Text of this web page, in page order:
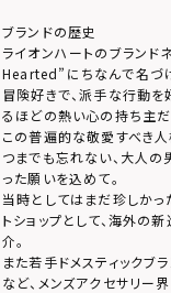
ブランドの歴史
ライオンハートのブラン
Hearted”にちなんで名づ
冒険好きで、派手な行動
るほどの熱い心の持ち主だ
この普遍的な敬愛すべき
つまでも忘れない、大人の
った願いを込めて。
当時としてはまだ珍しかっ
トショップとして、海外の
介。
また若手ドメスティックブ
など、メンズアクセサリー